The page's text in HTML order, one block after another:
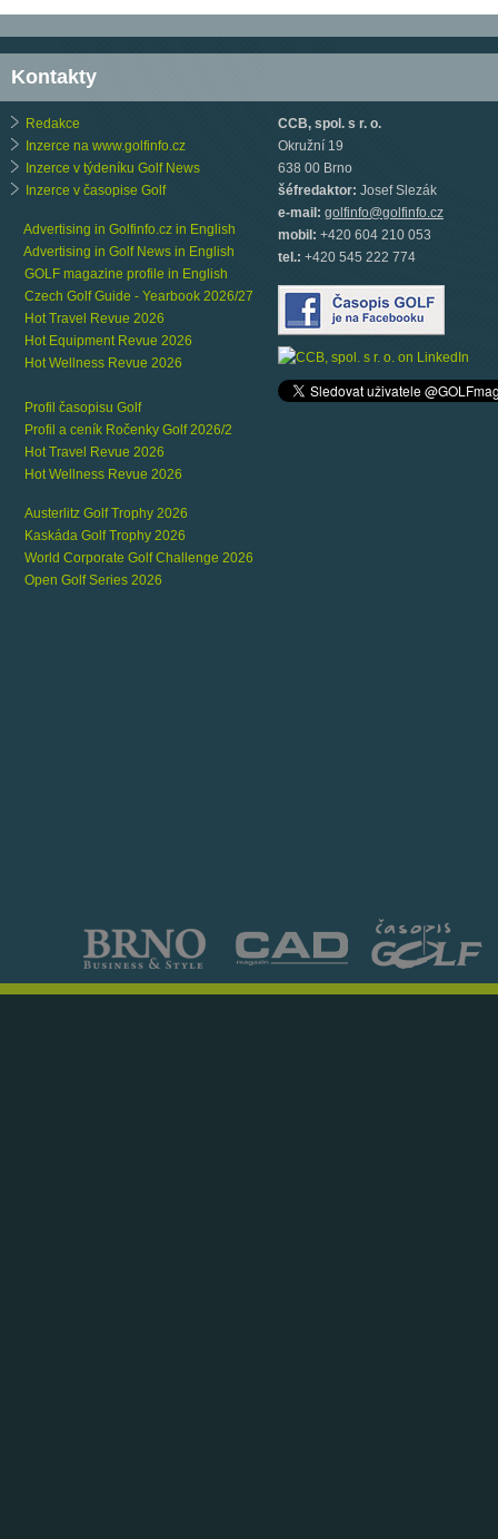
Kontakty
Redakce
Inzerce na www.golfinfo.cz
Inzerce v týdeníku Golf News
Inzerce v časopise Golf
Advertising in Golfinfo.cz in English
Advertising in Golf News in English
GOLF magazine profile in English
Czech Golf Guide - Yearbook 2026/27
Hot Travel Revue 2026
Hot Equipment Revue 2026
Hot Wellness Revue 2026
Profil časopisu Golf
Profil a ceník Ročenky Golf 2026/2
Hot Travel Revue 2026
Hot Wellness Revue 2026
Austerlitz Golf Trophy 2026
Kaskáda Golf Trophy 2026
World Corporate Golf Challenge 2026
Open Golf Series 2026
CCB, spol. s r. o.
Okružní 19
638 00 Brno
šéfredaktor: Josef Slezák
e-mail: golfinfo@golfinfo.cz
mobil: +420 604 210 053
tel.: +420 545 222 774